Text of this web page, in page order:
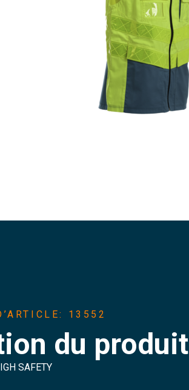
13552
du produit
SAFETY